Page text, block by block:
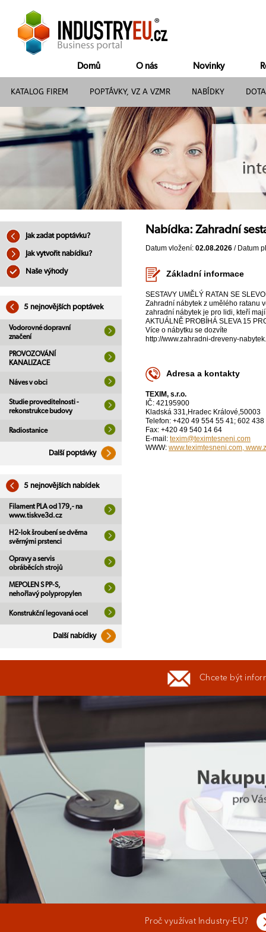
Domů O nás Novinky
KATALOG FIREM POPTÁVKY, VZ A VZMR NABÍDKY
Jak zadat poptávku?
Jak vytvořit nabídku?
Naše výhody
5 nejnovějších poptávek
Vodorovné dopravní
značení
PROVOZOVÁNÍ
KANALIZACE
Náves v obci
Studie proveditelnosti -
rekonstrukce budovy
Radiostanice
Další poptávky
5 nejnovějších nabídek
Filament PLA od 179,- na
www.tiskve3d.cz
H2-lok šroubení se dvěma
svěrnými prstenci
Opravy a servis
obráběcích strojů
MEPOLEN S PP-S,
nehořlavý polypropylen
Konstrukční legovaná ocel
Další nabídky
Nabídka: Zahradní
Datum vložení: 02.08.2026 / Datum
Základní informace
SESTAVY UMĚLÝ RATAN SE
Zahradní nábytek z umělého ratanu
zahradní nábytek je pro lidi, kteří
AKTUÁLNĚ PROBÍHÁ SLEVA 15
Více o nábytku se dozvíte
http://www.zahradni-dreveny-
Adresa a kontakty
TEXIM, s.r.o.
IČ: 42195900
Kladská 331,Hradec Králové,50003
Telefon: +420 49 554 55 41; 602 438
Fax: +420 49 540 14 64
E-mail: texim@teximtesneni.com
WWW: www.teximtesneni.com,
Chcete být
Proč využívat Industry-EU?